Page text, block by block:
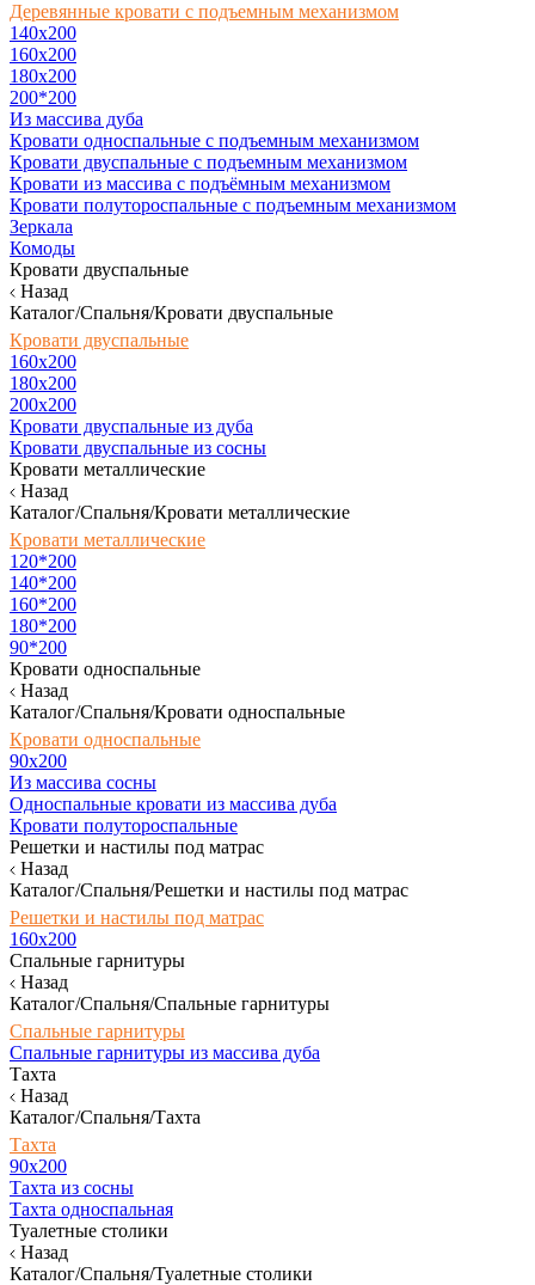
Деревянные кровати с подъемным механизмом
140x200
160х200
180х200
200*200
Из массива дуба
Кровати односпальные с подъемным механизмом
Кровати двуспальные с подъемным механизмом
Кровати из массива с подъёмным механизмом
Кровати полутороспальные с подъемным механизмом
Зеркала
Комоды
Кровати двуспальные
Назад
Каталог/Спальня/Кровати двуспальные
Кровати двуспальные
160х200
180x200
200x200
Кровати двуспальные из дуба
Кровати двуспальные из сосны
Кровати металлические
Назад
Каталог/Спальня/Кровати металлические
Кровати металлические
120*200
140*200
160*200
180*200
90*200
Кровати односпальные
Назад
Каталог/Спальня/Кровати односпальные
Кровати односпальные
90х200
Из массива сосны
Односпальные кровати из массива дуба
Кровати полутороспальные
Решетки и настилы под матрас
Назад
Каталог/Спальня/Решетки и настилы под матрас
Решетки и настилы под матрас
160х200
Спальные гарнитуры
Назад
Каталог/Спальня/Спальные гарнитуры
Спальные гарнитуры
Спальные гарнитуры из массива дуба
Тахта
Назад
Каталог/Спальня/Тахта
Тахта
90х200
Тахта из сосны
Тахта односпальная
Туалетные столики
Назад
Каталог/Спальня/Туалетные столики